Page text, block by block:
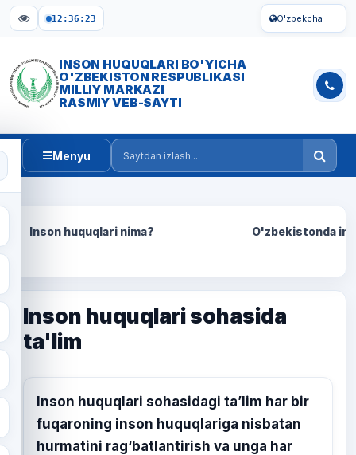
12:36:24 O'zbekcha
INSON HUQUQLARI BO'YICHA
O'ZBEKISTON RESPUBLIKASI
MILLIY MARKAZI
RASMIY VEB-SAYTI
Menyu
Saytdan izlash
Inson huquqlari nima? O'zbekistonda
Inson huquqlari sohasida
ta'lim
Inson huquqlari sohasidagi ta’lim har bir
fuqaroning inson huquqlariga nisbatan
hurmatini rag‘batlantirish va unga har